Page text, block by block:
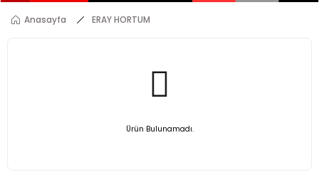
Anasayfa ERAY HORTUM
Ürün Bulunamadı.